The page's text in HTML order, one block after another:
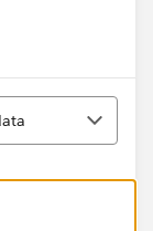
what I'm